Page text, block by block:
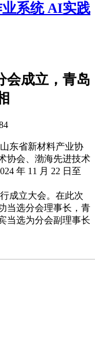
系统 AI实践
会成立，青岛
东省新材料产业协
协会、渤海先进技术
年 11 月 22 日至
成立大会。在此次
当选分会理事长，青
当选为分会副理事长